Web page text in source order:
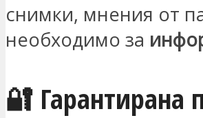
снимки, мнения от
необходимо за
🔐 Гарантирана